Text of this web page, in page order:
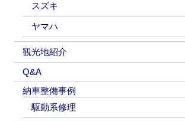
スズキ
ヤマハ
観光地紹介
Q&A
納車整備事例
駆動系修理